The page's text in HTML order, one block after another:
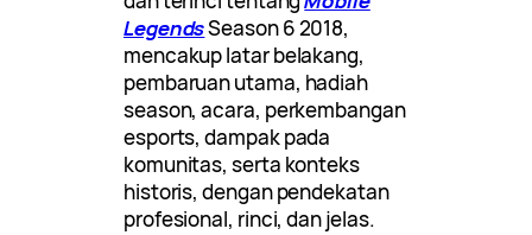
LegendsSeason 6 2018,
mencakup latar belakang,
pembaruan utama, hadiah
season, acara, perkembangan
esports, dampak pada
komunitas, serta konteks
historis, dengan pendekatan
profesional, rinci, dan jelas.